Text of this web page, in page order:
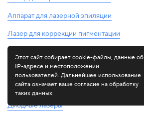
Аппарат для лазерной эпиляции
Лазер для коррекции пигментации
Неодимовые лазеры
Аппарат Элос
Диодные лазеры
Оставить заявку
Этот сайт собирает cookie-файлы, данные об
IP-адресе и местоположении
пользователей. Дальнейшее использование
сайта означает ваше согласие на обработку
таких данных.